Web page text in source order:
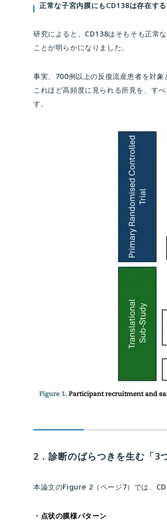
正常な子宮内膜にもCD138は存在する
研究によると、CD138はそもそも正常
ことが明らかになりました。
事実、700例以上の反復流産患者を対
これほど高頻度に見られる所見を、す
す。
2．診断のばらつきを生む「3
本論文のFigure 2（ページ7）では、
・点状の膜様パターン